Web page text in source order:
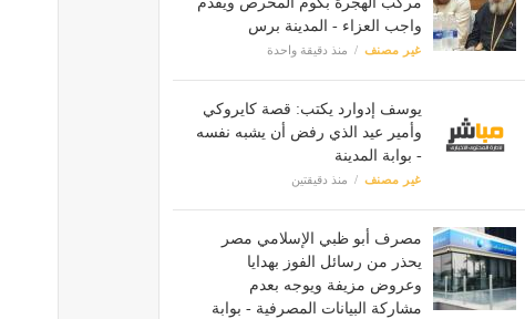
واجب العزاء - المدينة برس
غير مصنف منذ دقيقة واحدة
يوسف إدوارد يكتب: قصة كايروكي
وأمير عيد الذي رفض أن يشبه نفسه
- بوابة المدينة
غير مصنف منذ دقيقتين
مصرف أبو ظبي الإسلامي مصر
يحذر من رسائل الفوز بهدايا
وعروض مزيفة ويوجه بعدم
مشاركة البيانات المصرفية - بوابة